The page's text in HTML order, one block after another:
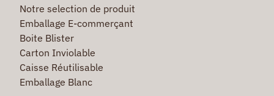
Notre selection de produit
Emballage E-commerçant
Boite Blister
Carton Inviolable
Caisse Réutilisable
Emballage Blanc